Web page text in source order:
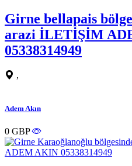
Girne bellapais
arazi İLETİŞİM
05338314949
,
Adem Akın
0 GBP